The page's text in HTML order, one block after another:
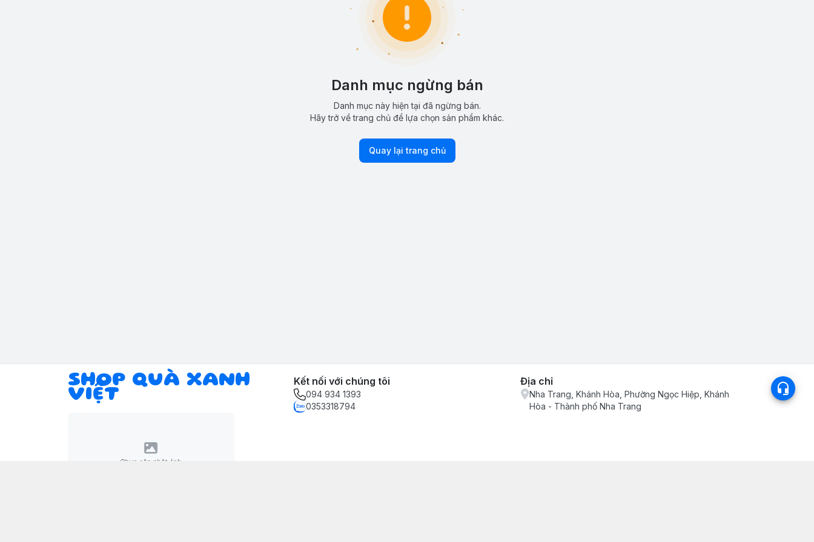
Danh mục ngừng bán
Danh mục này hiện tại đã ngừng bán.
Hãy trở về trang chủ để lựa chọn sản phẩm khác.
Quay lại trang chủ
SHOP QUÀ XANH
VIỆT
Kết nối với chúng tôi
094 934 1393
0353318794
Địa chỉ
Nha Trang, Khánh Hòa, Phường Ngọc Hiệp, Khánh
Hòa - Thành phố Nha Trang